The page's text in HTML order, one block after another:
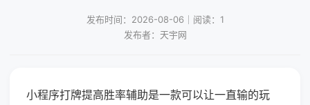
发布时间：2026-08-06｜阅读：1
发布者：天宇网
小程序打牌提高胜率辅助是一款可以让一直输的玩